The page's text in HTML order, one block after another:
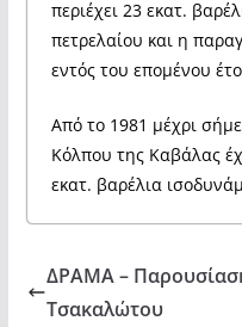
περιέχει 23 εκατ.
πετρελαίου και η
εντός του επομένου
Από το 1981 μέχρι
Κόλπου της Καβάλας
εκατ. βαρέλια
ΔΡΑΜΑ –
Τσακαλώτου